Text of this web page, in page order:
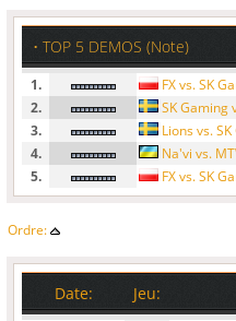
• TOP 5 DEMOS (Note)
1.
FX vs. SK
2.
SK Gaming
3.
Lions vs.
4.
Na'vi vs.
5.
FX vs. SK
Ordre:
Date: Jeu: